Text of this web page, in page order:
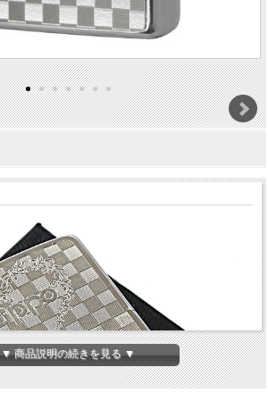
▼ 商品説明の続きを見る ▼